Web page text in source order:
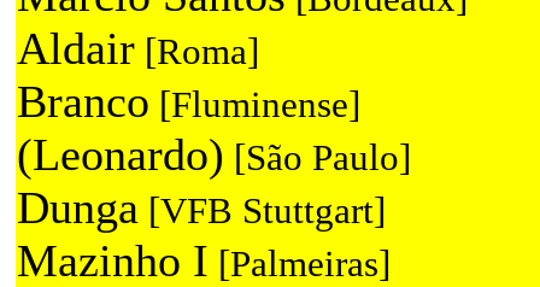
Aldair [Roma]
Branco [Fluminense]
(Leonardo) [São Paulo]
Dunga [VFB Stuttgart]
Mazinho I [Palmeiras]